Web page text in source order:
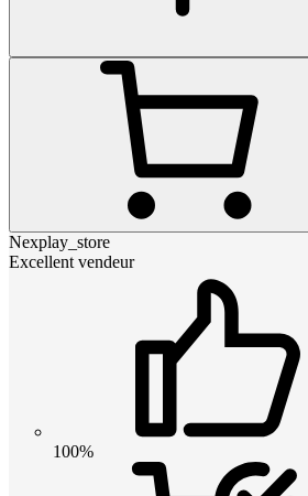
Nexplay_store
Excellent vendeur
100%